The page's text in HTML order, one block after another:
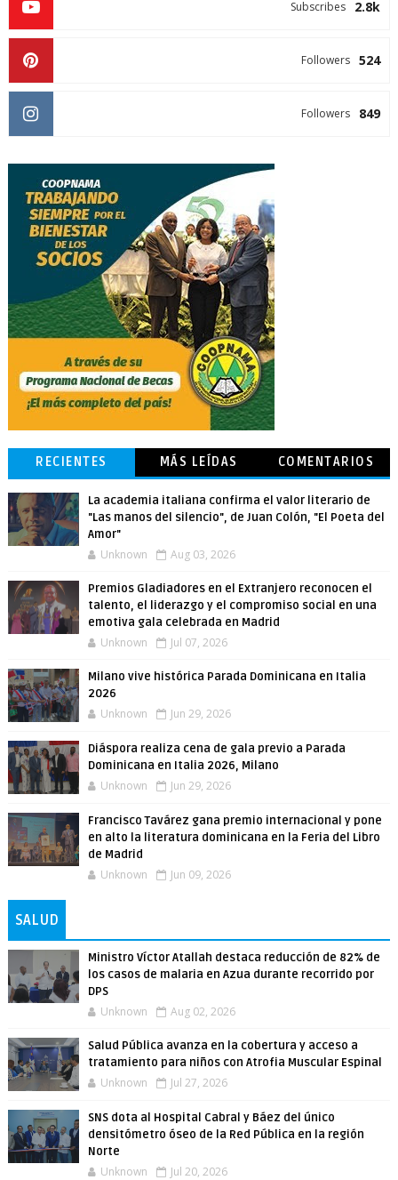
2.8k
Subscribes
524
Followers
849
Followers
RECIENTES MÁS LEÍDAS COMENTARIOS
La academia italiana confirma el valor literario de
"Las manos del silencio", de Juan Colón, "El Poeta del
Amor"
Unknown Aug 03, 2026
Premios Gladiadores en el Extranjero reconocen el
talento, el liderazgo y el compromiso social en una
emotiva gala celebrada en Madrid
Unknown Jul 07, 2026
Milano vive histórica Parada Dominicana en Italia
2026
Unknown Jun 29, 2026
Diáspora realiza cena de gala previo a Parada
Dominicana en Italia 2026, Milano
Unknown Jun 29, 2026
Francisco Tavárez gana premio internacional y pone
en alto la literatura dominicana en la Feria del Libro
de Madrid
Unknown Jun 09, 2026
SALUD
Ministro Víctor Atallah destaca reducción de 82% de
los casos de malaria en Azua durante recorrido por
DPS
Unknown Aug 02, 2026
Salud Pública avanza en la cobertura y acceso a
tratamiento para niños con Atrofia Muscular Espinal
Unknown Jul 27, 2026
SNS dota al Hospital Cabral y Báez del único
densitómetro óseo de la Red Pública en la región
Norte
Unknown Jul 20, 2026